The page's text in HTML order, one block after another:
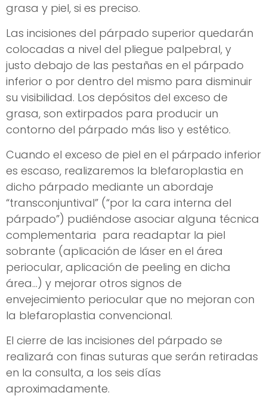
grasa y piel, si es preciso.
Las incisiones del párpado superior quedarán
colocadas a nivel del pliegue palpebral, y
justo debajo de las pestañas en el párpado
inferior o por dentro del mismo para disminuir
su visibilidad. Los depósitos del exceso de
grasa, son extirpados para producir un
contorno del párpado más liso y estético.
Cuando el exceso de piel en el párpado inferior
es escaso, realizaremos la blefaroplastia en
dicho párpado mediante un abordaje
“transconjuntival” (“por la cara interna del
párpado”) pudiéndose asociar alguna técnica
complementaria para readaptar la piel
sobrante (aplicación de láser en el área
periocular, aplicación de peeling en dicha
área…) y mejorar otros signos de
envejecimiento periocular que no mejoran con
la blefaroplastia convencional.
El cierre de las incisiones del párpado se
realizará con finas suturas que serán retiradas
en la consulta, a los seis días
aproximadamente.